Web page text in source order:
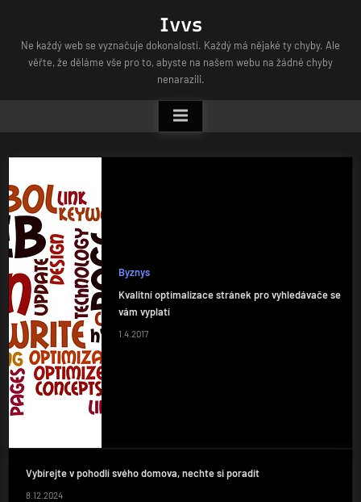
content
Ivvs
Ne každý web se vyznačuje dokonalostí. Každý má nějaké ty chyby. Ale
věřte, že děláme vše pro to, abyste na našem webu na žádné chyby
nenarazili.
Byznys
Kvalitní optimalizace stránek pro vyhledávače se
vám vyplatí
1.4.2017
Vybírejte v pohodlí svého domova, nechte si poradit
8.12.2024